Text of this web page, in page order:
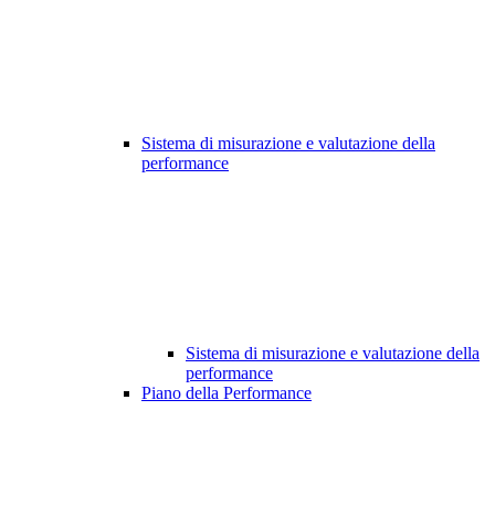
Sistema di misurazione e valutazione della
performance
Sistema di misurazione e valutazione della
performance
Piano della Performance